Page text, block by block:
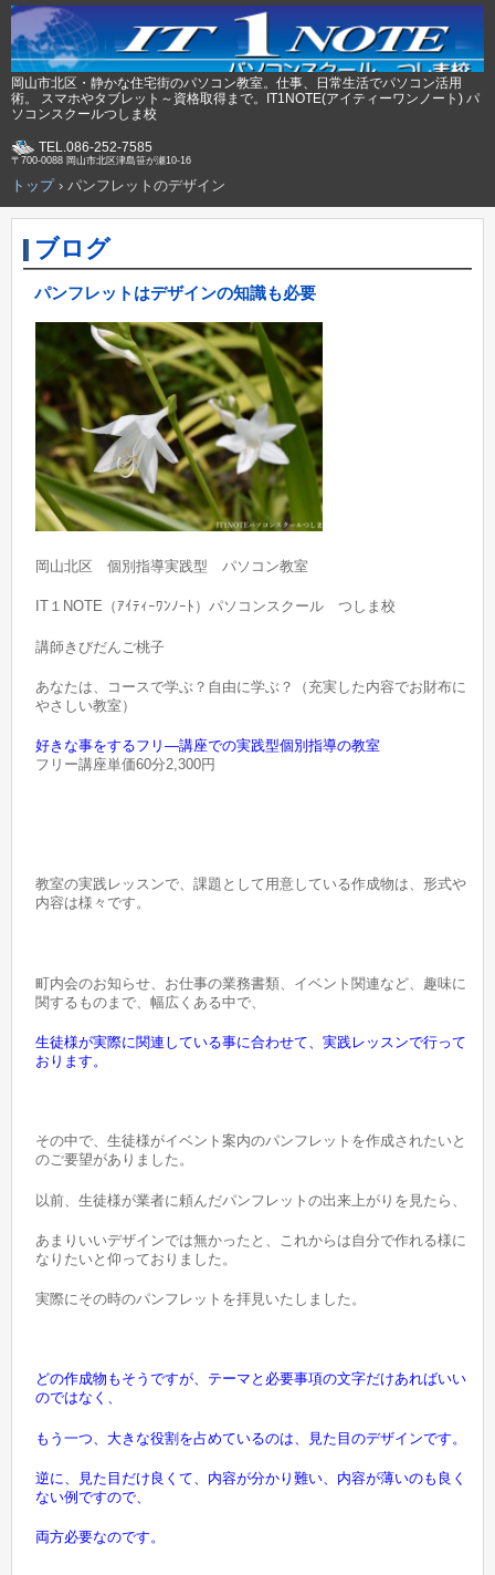
岡山市北区・静かな住宅街のパソコン教室。仕事、日常生活でパソコン活用
術。 スマホやタブレット～資格取得まで。IT1NOTE(アイティーワンノート) パ
ソコンスクールつしま校
TEL.086-252-7585
〒700-0088 岡山市北区津島笹が瀬10-16
トップ› パンフレットのデザイン
ブログ
パンフレットはデザインの知識も必要
岡山北区 個別指導実践型 パソコン教室
IT１NOTE（ｱｲﾃｨｰﾜﾝﾉｰﾄ）パソコンスクール つしま校
講師きびだんご桃子
あなたは、コースで学ぶ？自由に学ぶ？（充実した内容でお財布に
やさしい教室）
好きな事をするフリ―講座での実践型個別指導の教室
フリー講座単価60分2,300円
教室の実践レッスンで、課題として用意している作成物は、形式や
内容は様々です。
町内会のお知らせ、お仕事の業務書類、イベント関連など、趣味に
関するものまで、幅広くある中で、
生徒様が実際に関連している事に合わせて、実践レッスンで行って
おります。
その中で、生徒様がイベント案内のパンフレットを作成されたいと
のご要望がありました。
以前、生徒様が業者に頼んだパンフレットの出来上がりを見たら、
あまりいいデザインでは無かったと、これからは自分で作れる様に
なりたいと仰っておりました。
実際にその時のパンフレットを拝見いたしました。
どの作成物もそうですが、テーマと必要事項の文字だけあればいい
のではなく、
もう一つ、大きな役割を占めているのは、見た目のデザインです。
逆に、見た目だけ良くて、内容が分かり難い、内容が薄いのも良く
ない例ですので、
両方必要なのです。